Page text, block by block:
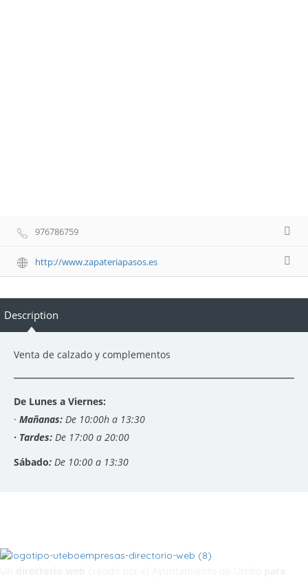
976786759
http://www.zapateriapasos.es
Description
Venta de calzado y complementos
De Lunes a Viernes:
· Mañanas: De 10:00h a 13:30
· Tardes: De 17:00 a 20:00
Sábado: De 10:00 a 13:30